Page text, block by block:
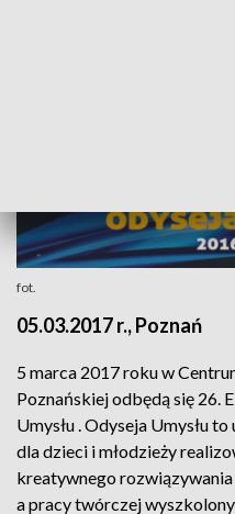
fot.
05.03.2017 r., Poznań
5 marca 2017 roku w
Poznańskiej odbędą się 26.
Umysłu . Odyseja Umysłu
dla dzieci i młodzieży
kreatywnego
a pracy twórczej